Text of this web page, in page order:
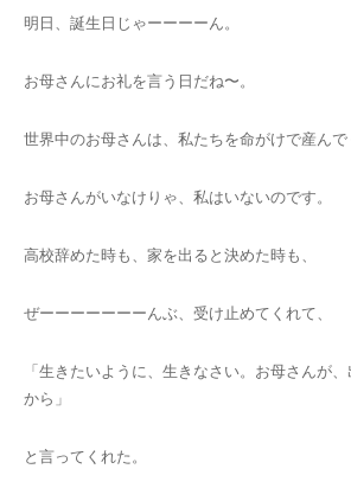
明日、誕生日じゃーーーーん。
お母さんにお礼を言う日だね〜。
世界中のお母さんは、私たちを命がけで産んで
お母さんがいなけりゃ、私はいないのです。
高校辞めた時も、家を出ると決めた時も、
ぜーーーーーーーんぶ、受け止めてくれて、
「生きたいように、生きなさい。お母さんが
から」
と言ってくれた。